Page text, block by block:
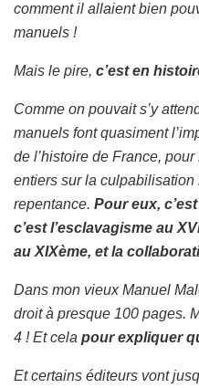
comment il allaient bien
manuels !
Mais le pire, c’est en
Comme on pouvait s’y
manuels font quasiment
de l’histoire de France,
entiers sur la culpabilisation
repentance. Pour eux,
c’est l’esclavagisme au
au XIXème, et la
Dans mon vieux Manuel
droit à presque 100 pages.
4 ! Et cela pour expliquer
Et certains éditeurs vont